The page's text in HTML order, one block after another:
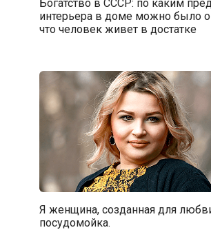
Богатство в СССР: по каким
интерьера в доме можно было
что человек живет в достатке
Я женщина, созданная для
посудомойка.